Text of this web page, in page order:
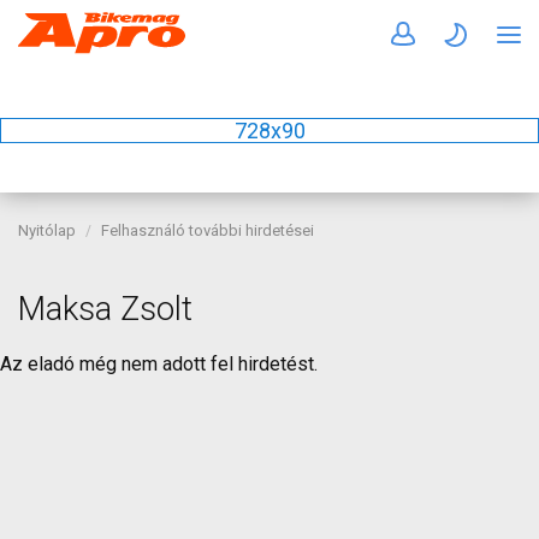
728x90
Nyitólap Felhasználó további hirdetései
Maksa Zsolt
Az eladó még nem adott fel hirdetést.